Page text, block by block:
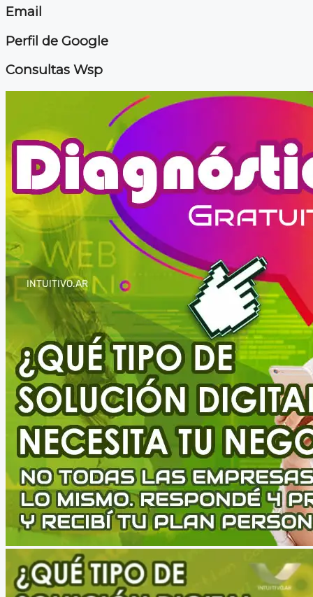
Email
Perfil de Google
Consultas Wsp